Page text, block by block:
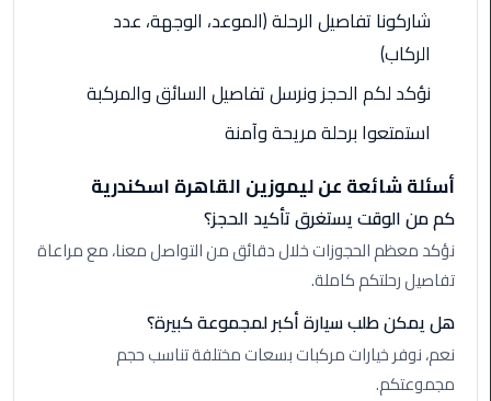
ليموزين
المطار
ليموزين
الأحمر
من
مطار
القاهرة
ليموزين
مطار
القاهرة
شاركونا تفاصيل الرحلة (الموعد، الوجهة، عدد
الركاب)
نؤكد لكم الحجز ونرسل تفاصيل السائق والمركبة
استمتعوا برحلة مريحة وآمنة
أسئلة شائعة عن ليموزين القاهرة اسكندرية
كم من الوقت يستغرق تأكيد الحجز؟
نؤكد معظم الحجوزات خلال دقائق من التواصل معنا، مع مراعاة
تفاصيل رحلتكم كاملة.
هل يمكن طلب سيارة أكبر لمجموعة كبيرة؟
نعم، نوفر خيارات مركبات بسعات مختلفة تناسب حجم
مجموعتكم.